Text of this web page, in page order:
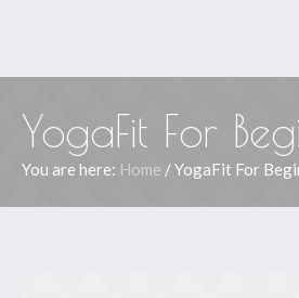
YogaFit For
You are here: Home /YogaFit For